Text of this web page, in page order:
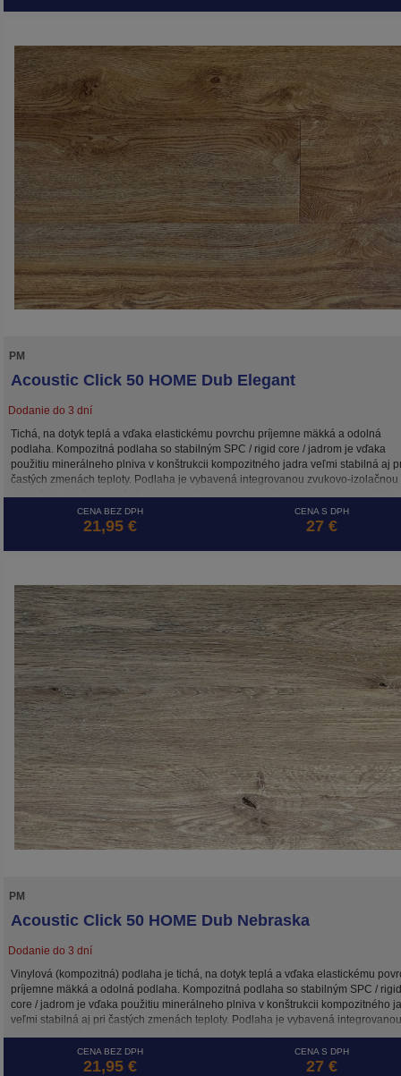
PM
Acoustic Click 50 HOME Dub Elegant
Dodanie do 3 dní
Tichá, na dotyk teplá a vďaka elastickému povrchu príjemne mäkká a odolná
podlaha. Kompozitná podlaha so stabilným SPC / rigid core / jadrom je vďaka
použitiu minerálneho plniva v konštrukcii kompozitného jadra veľmi stabilná aj
častých zmenách teploty. Podlaha je vybavená integrovanou zvukovo-izolačnou
podložkou, takže je možné ju pokladať priamo na podklad bez potreby použitia
dodatočných podložiek .
CENA BEZ DPH
21,95 €
CENA S DPH
27 €
PM
Acoustic Click 50 HOME Dub Nebraska
Dodanie do 3 dní
Vinylová (kompozitná) podlaha je tichá, na dotyk teplá a vďaka elastickému
príjemne mäkká a odolná podlaha. Kompozitná podlaha so stabilným SPC / rigid
core / jadrom je vďaka použitiu minerálneho plniva v konštrukcii kompozitného
veľmi stabilná aj pri častých zmenách teploty. Podlaha je vybavená integrovanou
potreby použitia dodatočných podložiek .
CENA BEZ DPH
21,95 €
CENA S DPH
27 €